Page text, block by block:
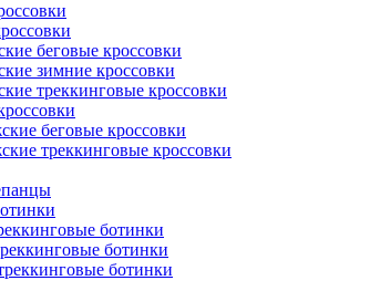
беговые кроссовки
зимние кроссовки
треккинговые кроссовки
беговые кроссовки
треккинговые кроссовки
ботинки
ботинки
ботинки